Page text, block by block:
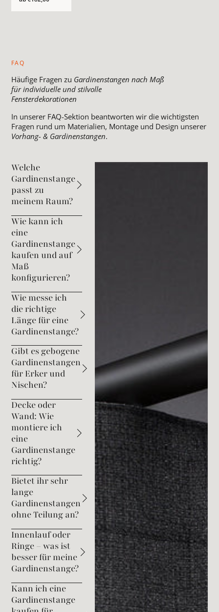
FAQ
Häufige Fragen zu Gardinenstangen nach Maß
für individuelle und stilvolle
Fensterdekorationen
In unserer FAQ-Sektion beantworten wir die wichtigsten
Fragen rund um Materialien, Montage und Design unserer
Vorhang- & Gardinenstangen.
Welche
Gardinenstange
passt zu
meinem Raum?
Wie kann ich
eine
Gardinenstange
kaufen und auf
Maß
konfigurieren?
Wie messe ich
die richtige
Länge für eine
Gardinenstange?
Gibt es gebogene
Gardinenstangen
für Erker und
Nischen?
Decke oder
Wand: Wie
montiere ich
eine
Gardinenstange
richtig?
Bietet ihr sehr
lange
Gardinenstangen
ohne Teilung an?
Innenlauf oder
Ringe – was ist
besser für meine
Gardinenstange?
Kann ich eine
Gardinenstange